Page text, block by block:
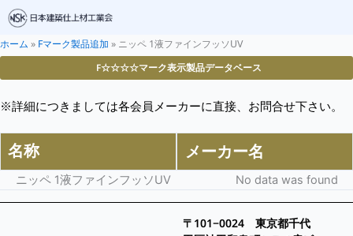
ホーム » Fマーク製品追加 » ニッペ 1液ファインフッソUV
F☆☆☆☆マーク表示製品データベース
※詳細につきましては各会員メーカーに直接、お問合せ下さい。
名称 メーカー名
ニッペ 1液ファインフッソUV No data was found
〒101−0024 東京都千代